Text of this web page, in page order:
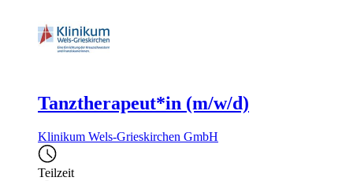
Tanztherapeut*in (m/w/d)
Klinikum Wels-Grieskirchen GmbH
Teilzeit